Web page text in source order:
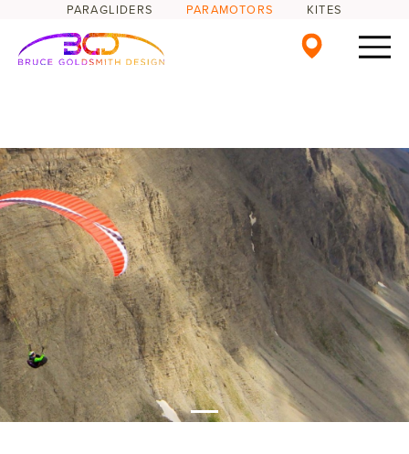
PARAGLIDERS PARAMOTORS KITES